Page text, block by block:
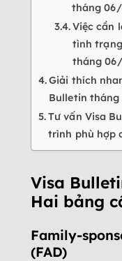
tháng 06/
Việc cần
tình
tháng
Giải thích
Bulletin tháng
Tư vấn Visa
trình phù hợp
Visa
Hai bảng
Family-
(FAD)